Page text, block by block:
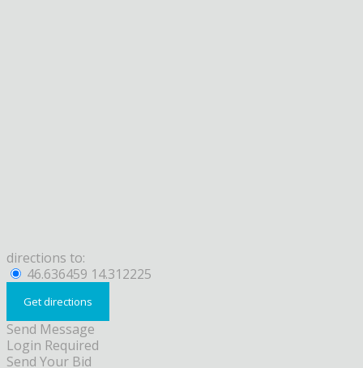
directions to:
46.636459 14.312225
Send Message
Login Required
Send Your Bid